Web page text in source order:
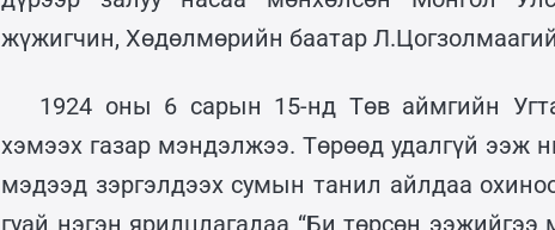
жүжигчин, Хөдөлмөрийн баатар
1924 оны 6 сарын 15-нд Төв аймгийн
хэмээх газар мэндэлжээ. Төрөөд удалгүй ээж
мэдээд зэргэлдээх сумын танил айлдаа
гуай нэгэн ярилцлагадаа “Би төрсөн ээжийгээ